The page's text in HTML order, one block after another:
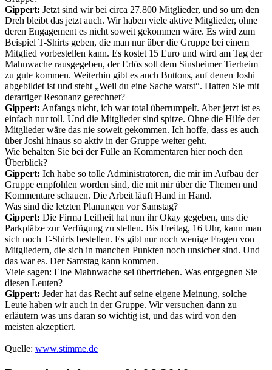
Gippert: Jetzt sind wir bei circa 27.800 Mitglieder, und so um den
Dreh bleibt das jetzt auch. Wir haben viele aktive Mitglieder, ohne
deren Engagement es nicht soweit gekommen wäre. Es wird zum
Beispiel T-Shirts geben, die man nur über die Gruppe bei einem
Mitglied vorbestellen kann. Es kostet 15 Euro und wird am Tag der
Mahnwache rausgegeben, der Erlös soll dem Sinsheimer Tierheim
zu gute kommen. Weiterhin gibt es auch Buttons, auf denen Joshi
abgebildet ist und steht „Weil du eine Sache warst“. Hatten Sie mit
derartiger Resonanz gerechnet?
Gippert: Anfangs nicht, ich war total überrumpelt. Aber jetzt ist es
einfach nur toll. Und die Mitglieder sind spitze. Ohne die Hilfe der
Mitglieder wäre das nie soweit gekommen. Ich hoffe, dass es auch
über Joshi hinaus so aktiv in der Gruppe weiter geht.
Wie behalten Sie bei der Fülle an Kommentaren hier noch den
Überblick?
Gippert: Ich habe so tolle Administratoren, die mir im Aufbau der
Gruppe empfohlen worden sind, die mit mir über die Themen und
Kommentare schauen. Die Arbeit läuft Hand in Hand.
Was sind die letzten Planungen vor Samstag?
Gippert: Die Firma Leifheit hat nun ihr Okay gegeben, uns die
Parkplätze zur Verfügung zu stellen. Bis Freitag, 16 Uhr, kann man
sich noch T-Shirts bestellen. Es gibt nur noch wenige Fragen von
Mitgliedern, die sich in manchen Punkten noch unsicher sind. Und
das war es. Der Samstag kann kommen.
Viele sagen: Eine Mahnwache sei übertrieben. Was entgegnen Sie
diesen Leuten?
Gippert: Jeder hat das Recht auf seine eigene Meinung, solche
Leute haben wir auch in der Gruppe. Wir versuchen dann zu
erläutern was uns daran so wichtig ist, und das wird von den
meisten akzeptiert.
Quelle: www.stimme.de